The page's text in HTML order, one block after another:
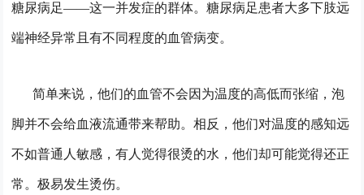
糖尿病足——这一并发症的群体。糖尿病足患者大多下肢远
端神经异常且有不同程度的血管病变。
简单来说，他们的血管不会因为温度的高低而张缩，泡
脚并不会给血液流通带来帮助。相反，他们对温度的感知远
不如普通人敏感，有人觉得很烫的水，他们却可能觉得还正
常。极易发生烫伤。